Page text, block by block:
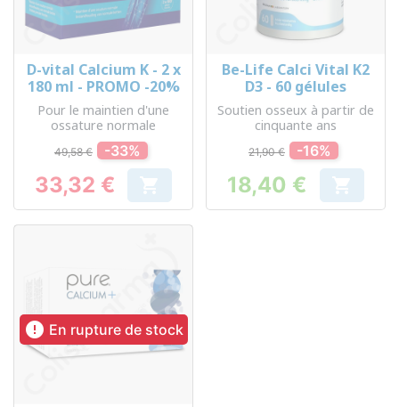
D-vital Calcium K - 2 x
180 ml - PROMO -20%
Pour le maintien d'une
ossature normale
49,58 € -33%
Prix
33,32 € 
Be-Life Calci Vital K2
D3 - 60 gélules
Soutien osseux à partir de
cinquante ans
21,90 € -16%
Prix
18,40 € 
 En rupture de stock